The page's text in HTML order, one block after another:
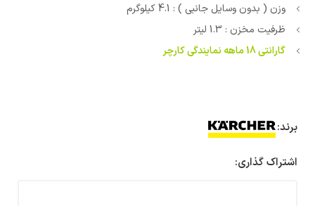
وزن ( بدون وسایل جانبی ) : 4.1 کیلوگرم
ظرفیت مخزن : 1.3 لیتر
گارانتی 18 ماهه نمایندگی کارچر
برند:
اشتراک گذاری: